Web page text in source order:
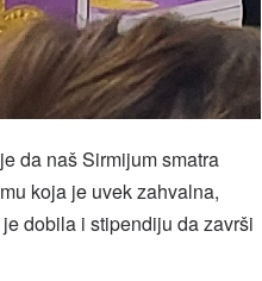
da naš Sirmijum smatra
koja je uvek zahvalna,
dobila i stipendiju da završi